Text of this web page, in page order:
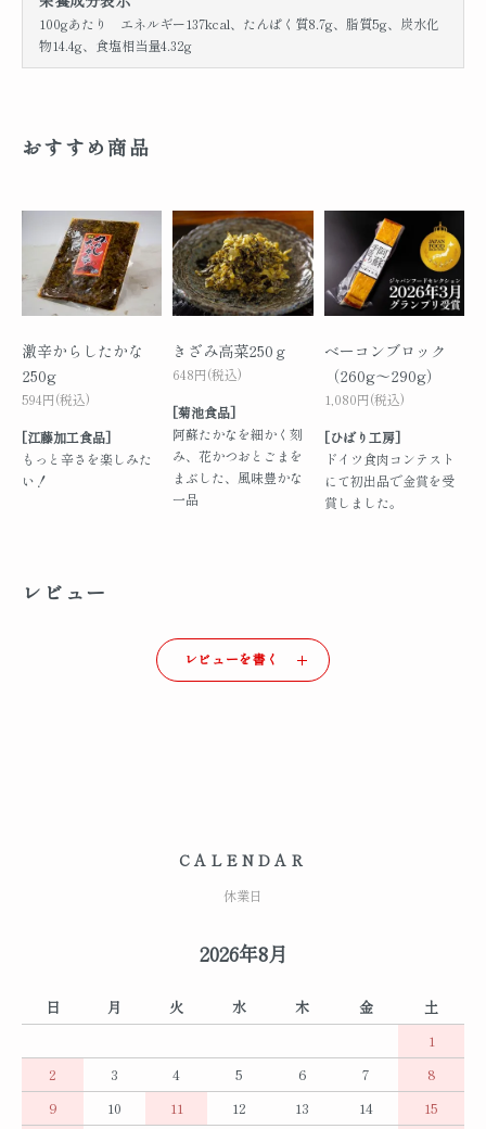
100gあたり エネルギー137kcal、たんぱく質8.7g、脂質5g、炭水化
物14.4g、食塩相当量4.32g
おすすめ商品
激辛からしたかな
250g
594円(税込)
[江藤加工食品]
もっと辛さを楽しみた
い！
きざみ高菜250ｇ
648円(税込)
[菊池食品]
阿蘇たかなを細かく刻
み、花かつおとごまを
まぶした、風味豊かな
一品
ベーコンブロック
（260g～290g）
1,080円(税込)
[ひばり工房]
ドイツ食肉コンテスト
にて初出品で金賞を受
賞しました。
レビュー
レビューを書く
CALENDAR
休業日
2026年8月
日 月 火 水 木 金
土
1
2
3 4 5 6 7
8
9
10 11 12 13 14
15